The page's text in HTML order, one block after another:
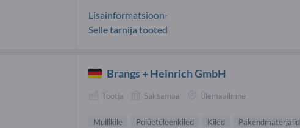
Lisainformatsioon-
Selle tarnija tooted
Brangs + Heinrich GmbH
Tootja Saksamaa Ülemaailmne
Mullikile Polüetüleenkiled Kiled Pakendmaterjalid